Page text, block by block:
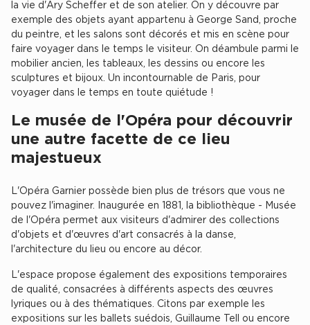
Achat de plateformes Logistique en Bretagne
Achat de plateformes Logistique à Lyon
Achat de plateformes Logistique à Marseille
Achat de plateformes Logistique à Dijon
Collections de Logistique
Logistique urbaine
Entrepôts Messagerie
Entrepôts XXL
Location de Commerces
Location de Commerces à Paris
la vie d'Ary Scheffer et de son atelier. On y découvre par
exemple des objets ayant appartenu à George Sand, proche
du peintre, et les salons sont décorés et mis en scène pour
faire voyager dans le temps le visiteur. On déambule parmi le
mobilier ancien, les tableaux, les dessins ou encore les
sculptures et bijoux. Un incontournable de Paris, pour
voyager dans le temps en toute quiétude !
Le musée de l'Opéra pour découvrir
une autre facette de ce lieu
majestueux
L'Opéra Garnier possède bien plus de trésors que vous ne
pouvez l'imaginer. Inaugurée en 1881, la bibliothèque - Musée
de l'Opéra permet aux visiteurs d'admirer des collections
d'objets et d'œuvres d'art consacrés à la danse,
l'architecture du lieu ou encore au décor.
L'espace propose également des expositions temporaires
de qualité, consacrées à différents aspects des œuvres
lyriques ou à des thématiques. Citons par exemple les
expositions sur les ballets suédois, Guillaume Tell ou encore